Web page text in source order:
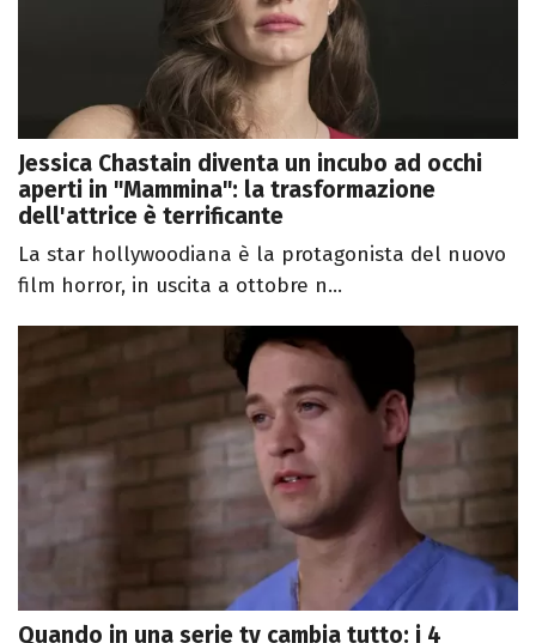
Jessica Chastain diventa un incubo ad occhi
aperti in "Mammina": la trasformazione
dell'attrice è terrificante
La star hollywoodiana è la protagonista del nuovo
film horror, in uscita a ottobre n...
Quando in una serie tv cambia tutto: i 4